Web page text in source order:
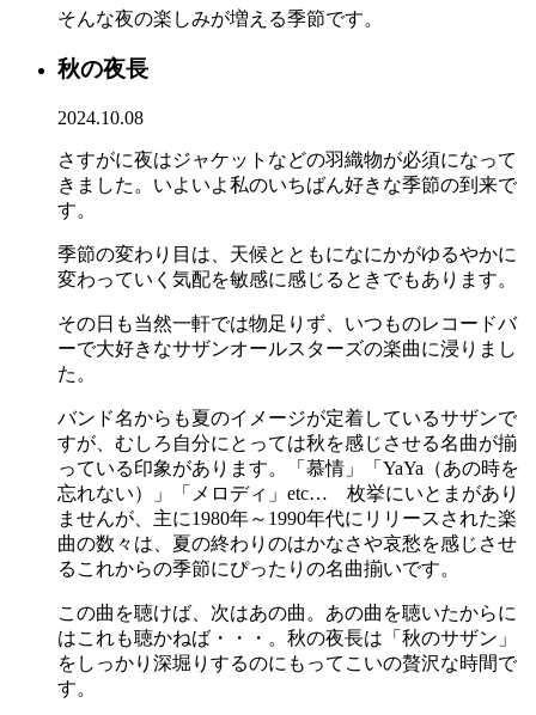
そんな夜の楽しみが増える季節です。
秋の夜長
2024.10.08
さすがに夜はジャケットなどの羽織物が必須になって
きました。いよいよ私のいちばん好きな季節の到来で
す。
季節の変わり目は、天候とともになにかがゆるやかに
変わっていく気配を敏感に感じるときでもあります。
その日も当然一軒では物足りず、いつものレコードバ
ーで大好きなサザンオールスターズの楽曲に浸りまし
た。
バンド名からも夏のイメージが定着しているサザンで
すが、むしろ自分にとっては秋を感じさせる名曲が揃
っている印象があります。「慕情」「YaYa（あの時を
忘れない）」「メロディ」etc… 枚挙にいとまがあり
ませんが、主に1980年～1990年代にリリースされた楽
曲の数々は、夏の終わりのはかなさや哀愁を感じさせ
るこれからの季節にぴったりの名曲揃いです。
この曲を聴けば、次はあの曲。あの曲を聴いたからに
はこれも聴かねば・・・。秋の夜長は「秋のサザン」
をしっかり深堀りするのにもってこいの贅沢な時間で
す。